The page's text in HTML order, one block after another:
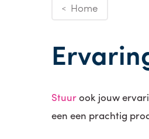
< Home
Stuurook jouw
een een prachtig